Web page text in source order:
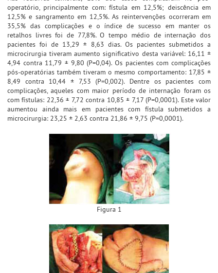
operatório, principalmente com: fístula em 12,5%; deiscência em
12,5% e sangramento em 12,5%. As reintervenções ocorreram em
35,5% das complicações e o índice de sucesso em manter os
retalhos livres foi de 77,8%. O tempo médio de internação dos
pacientes foi de 13,29 ± 8,63 dias. Os pacientes submetidos a
microcirurgia tiveram aumento significativo desta variável: 16,11 ±
4,94 contra 11,79 ± 9,80 (P=0,04). Os pacientes com complicações
pós-operatórias também tiveram o mesmo comportamento: 17,85 ±
8,49 contra 10,44 ± 7,53 (P=0,002). Dentre os pacientes com
complicações, aqueles com maior período de internação foram os
com fístulas: 22,36 ± 7,72 contra 10,85 ± 7,17 (P=0,0001). Este valor
aumentou ainda mais em pacientes com fístula submetidos a
microcirurgia: 23,25 ± 2,63 contra 21,86 ± 9,75 (P=0,0001).
Figura 1